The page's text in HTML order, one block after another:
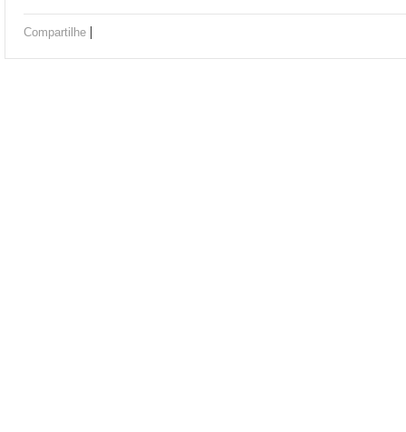
Compartilhe |